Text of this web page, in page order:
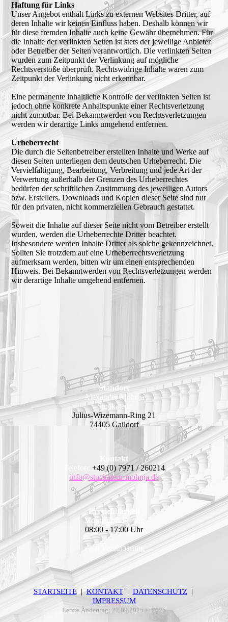
Haftung für Links
Unser Angebot enthält Links zu externen Websites Dritter, auf
deren Inhalte wir keinen Einfluss haben. Deshalb können wir
für diese fremden Inhalte auch keine Gewähr übernehmen. Für
die Inhalte der verlinkten Seiten ist stets der jeweilige Anbieter
oder Betreiber der Seiten verantwortlich. Die verlinkten Seiten
wurden zum Zeitpunkt der Verlinkung auf mögliche
Rechtsverstöße überprüft. Rechtswidrige Inhalte waren zum
Zeitpunkt der Verlinkung nicht erkennbar.
Eine permanente inhaltliche Kontrolle der verlinkten Seiten ist
jedoch ohne konkrete Anhaltspunkte einer Rechtsverletzung
nicht zumutbar. Bei Bekanntwerden von Rechtsverletzungen
werden wir derartige Links umgehend entfernen.
Urheberrecht
Die durch die Seitenbetreiber erstellten Inhalte und Werke auf
diesen Seiten unterliegen dem deutschen Urheberrecht. Die
Vervielfältigung, Bearbeitung, Verbreitung und jede Art der
Verwertung außerhalb der Grenzen des Urheberrechtes
bedürfen der schriftlichen Zustimmung des jeweiligen Autors
bzw. Erstellers. Downloads und Kopien dieser Seite sind nur
für den privaten, nicht kommerziellen Gebrauch gestattet.
Soweit die Inhalte auf dieser Seite nicht vom Betreiber erstellt
wurden, werden die Urheberrechte Dritter beachtet.
Insbesondere werden Inhalte Dritter als solche gekennzeichnet.
Sollten Sie trotzdem auf eine Urheberrechtsverletzung
aufmerksam werden, bitten wir um einen entsprechenden
Hinweis. Bei Bekanntwerden von Rechtsverletzungen werden
wir derartige Inhalte umgehend entfernen.
Standort
Alexander Mohnja
Stuckateur
Julius-Wizemann-Ring 21
74405 Gaildorf
Kontakt
+49 (0) 7971 / 260214
info@stuckateur-mohnja.de
Erreichbarkeit
Montag bis Freitag
08:00 - 17:00 Uhr
nach Vereinbarung
STARTSEITE|KONTAKT| DATEN­SCHUTZ|
IMPRESSUM
Letzte Änderung: 22.09.2025 © 2025